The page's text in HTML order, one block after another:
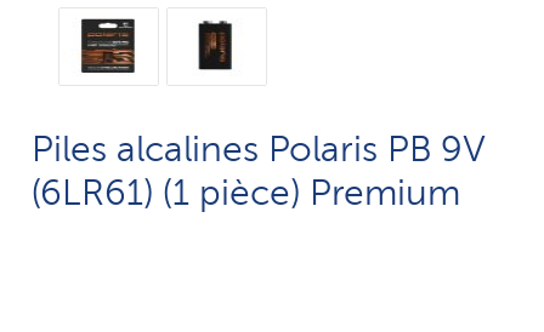
Piles alcalines Polaris PB 9V
(6LR61) (1 pièce) Premium